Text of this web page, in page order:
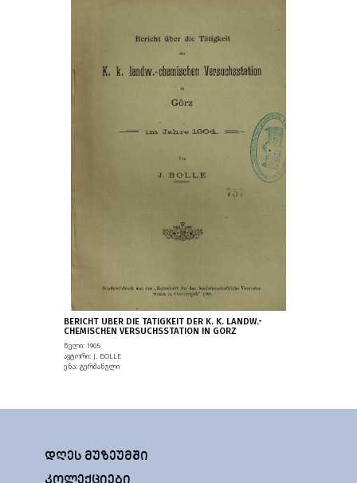
BERICHT UBER DIE TATIGKEIT DER K. K. LANDW.-
CHEMISCHEN VERSUCHSSTATION IN GORZ
წელი: 1905
ავტორი: J. BOLLE
ენა: გერმანული
ᲓᲦᲔᲡ ᲛᲣᲖᲔᲣᲛᲨᲘ
ᲙᲝᲚᲔᲥᲪᲘᲔᲑᲘ